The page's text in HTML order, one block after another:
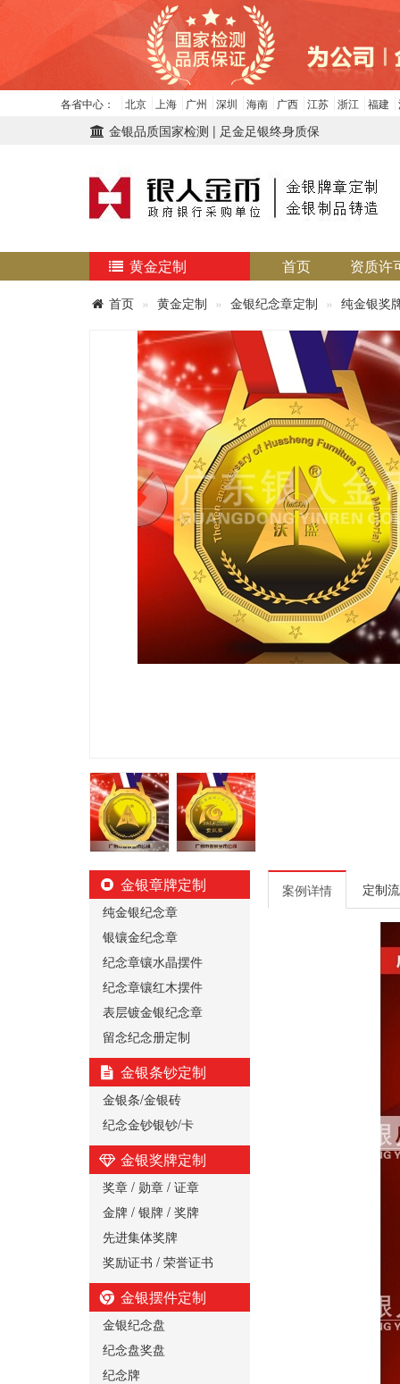
各省中心： 北京 上海 广州 深圳 海南 广西 江苏 浙江 福建
金银品质国家检测 | 足金足银终身质保
黄金定制 首页 资质许
首页 黄金定制 金银纪念章定制 纯金银奖
金银章牌定制
纯金银纪念章
银镶金纪念章
纪念章镶水晶摆件
纪念章镶红木摆件
表层镀金银纪念章
留念纪念册定制
金银条钞定制
金银条/金银砖
纪念金钞银钞/卡
金银奖牌定制
奖章 / 勋章 / 证章
金牌 / 银牌 / 奖牌
先进集体奖牌
奖励证书 / 荣誉证书
金银摆件定制
金银纪念盘
纪念盘奖盘
纪念牌
案例详情 定制